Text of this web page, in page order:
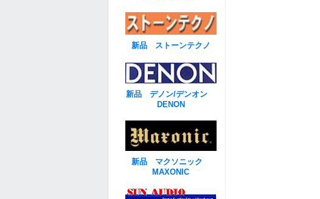
新品 ストーンテクノ
新品 デノン/デンオン
DENON
新品 マクソニック
MAXONIC